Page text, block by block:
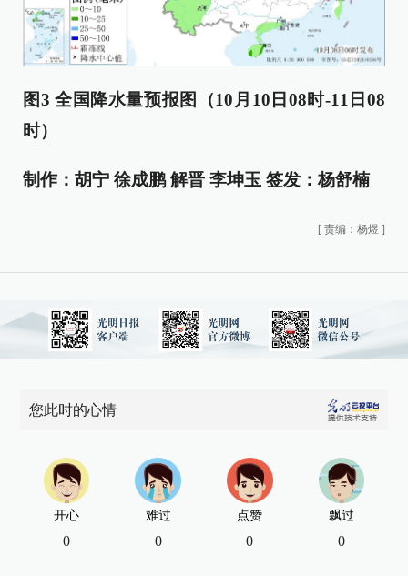
图3 全国降水量预报图（10月10日08时-11日08
时）
制作： 胡宁 徐成鹏 解晋 李坤玉 签发：杨舒楠
[ 责编：杨煜 ]
您此时的心情
开心
0
难过
0
点赞
0
飘过
0